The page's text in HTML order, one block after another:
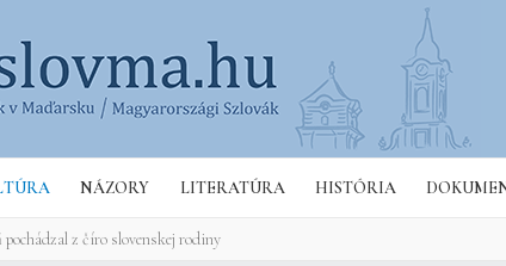
NÁZORY LITERATÚRA HISTÓRIA
pochádzal z číro slovenskej rodiny